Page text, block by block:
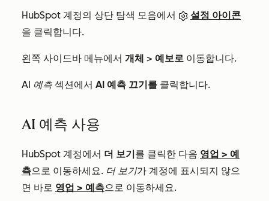
HubSpot 계정의 상단 탐색 모음에서
설정 아이콘
을 클릭합니다.
왼쪽 사이드바 메뉴에서 개체 > 예보로 이동합니다.
AI 예측 섹션에서 AI 예측 끄기를 클릭합니다.
AI 예측 사용
HubSpot 계정에서 더 보기를 클릭한 다음 영업 > 예
측으로 이동하세요. 더 보기가 계정에 표시되지 않으
면 바로 영업 > 예측으로 이동하세요.